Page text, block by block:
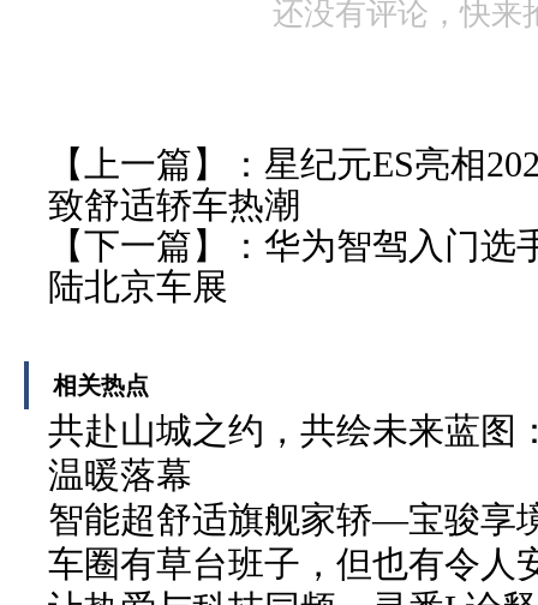
还没有评论，快来
【上一篇】： 星纪元ES亮相
致舒适轿车热潮
【下一篇】： 华为智驾入门选
陆北京车展
相关热点
共赴山城之约，共绘未来蓝图
温暖落幕
智能超舒适旗舰家轿—宝骏享
车圈有草台班子，但也有令人